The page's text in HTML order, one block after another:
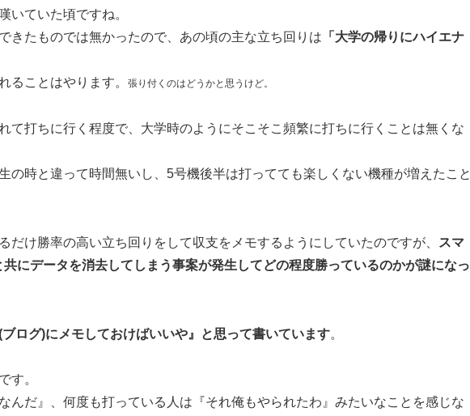
いていた頃ですね。
きたものでは無かったので、あの頃の主な立ち回りは 「大学の帰りにハイエナ
ることはやります。
張り付くのはどうかと思うけど。
て打ちに行く程度で、大学時のようにそこそこ頻繁に打ちに行くことは無くな
の時と違って時間無いし、5号機後半は打ってても楽しくない機種が増えたこと
だけ勝率の高い立ち回りをして収支をメモするようにしていたのですが、
スマ
にデータを消去してしまう事案が発生してどの程度勝っているのかが謎になっ
ブログ)にメモしておけばいいや』と思って書いています。
す。
んだ』、何度も打っている人は『それ俺もやられたわ』みたいなことを感じな